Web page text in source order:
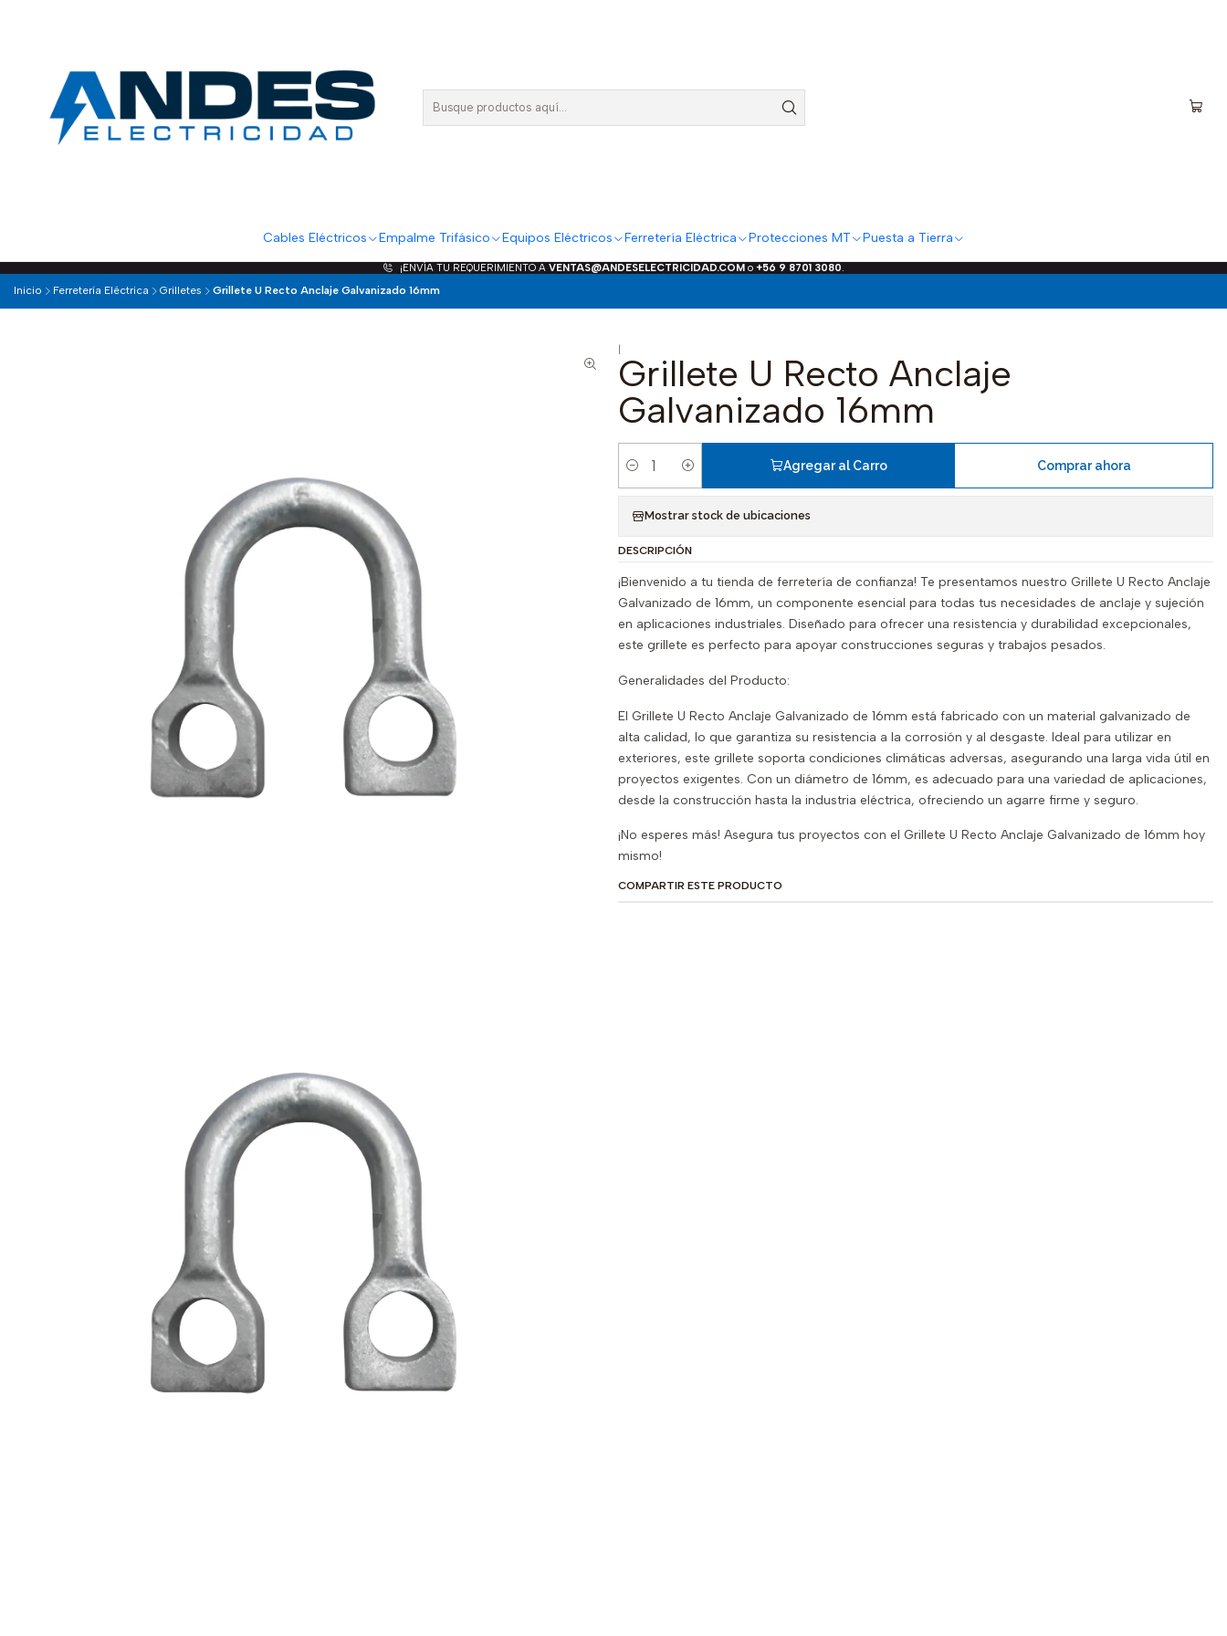
Cables Eléctricos Empalme Trifásico Equipos Eléctricos Ferretería Eléctrica Protecciones MT Puesta a Tierra
¡ENVÍA TU REQUERIMIENTO A VENTAS@ANDESELECTRICIDAD.COM o +56 9 8701 3080
Inicio
Ferretería Eléctrica Grilletes Grillete U Recto Anclaje Galvanizado 16mm
Grillete U Recto Anclaje
Galvanizado 16mm
Cantidad
Agregar al Carro Comprar ahora
Mostrar stock de ubicaciones
DESCRIPCIÓN
¡Bienvenido a tu tienda de ferretería de confianza! Te presentamos nuestro Grillete U Recto Anclaje
Galvanizado de 16mm, un componente esencial para todas tus necesidades de anclaje y sujeción
en aplicaciones industriales. Diseñado para ofrecer una resistencia y durabilidad excepcionales,
este grillete es perfecto para apoyar construcciones seguras y trabajos pesados.
Generalidades del Producto:
El Grillete U Recto Anclaje Galvanizado de 16mm está fabricado con un material galvanizado de
alta calidad, lo que garantiza su resistencia a la corrosión y al desgaste. Ideal para utilizar en
exteriores, este grillete soporta condiciones climáticas adversas, asegurando una larga vida útil en
proyectos exigentes. Con un diámetro de 16mm, es adecuado para una variedad de aplicaciones,
desde la construcción hasta la industria eléctrica, ofreciendo un agarre firme y seguro.
¡No esperes más! Asegura tus proyectos con el Grillete U Recto Anclaje Galvanizado de 16mm hoy
mismo!
COMPARTIR ESTE PRODUCTO